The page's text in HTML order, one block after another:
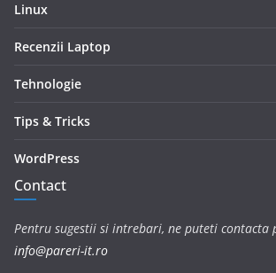
Linux
Recenzii Laptop
Tehnologie
Tips & Tricks
WordPress
Contact
Pentru sugestii si intrebari, ne puteti contacta
info@pareri-it.ro